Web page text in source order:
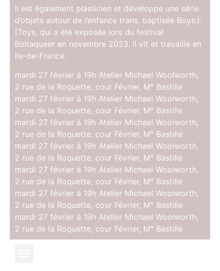
Il est également plasticien et développe une série
d’objets autour de l’enfance trans, baptisée Boys:):
(Toys, qui a été exposée lors du festival
Boitaqueer en novembre 2023. Il vit et travaille en
Ile-de-France.
mardi 27 février à 19h Atelier Michael Woolworth,
2 rue de la Roquette, cour Février, M° Bastille
mardi 27 février à 19h Atelier Michael Woolworth,
2 rue de la Roquette, cour Février, M° Bastille
mardi 27 février à 19h Atelier Michael Woolworth,
2 rue de la Roquette, cour Février, M° Bastille
mardi 27 février à 19h Atelier Michael Woolworth,
2 rue de la Roquette, cour Février, M° Bastille
mardi 27 février à 19h Atelier Michael Woolworth,
2 rue de la Roquette, cour Février, M° Bastille
mardi 27 février à 19h Atelier Michael Woolworth,
2 rue de la Roquette, cour Février, M° Bastille
mardi 27 février à 19h Atelier Michael Woolworth,
2 rue de la Roquette, cour Février, M° Bastille